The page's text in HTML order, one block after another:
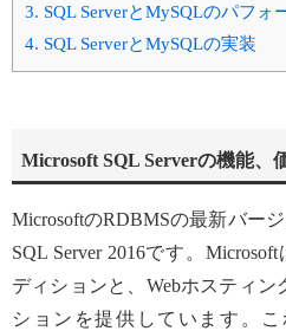
3. SQL ServerとMySQLのパフ
4. SQL ServerとMySQLの実装
Microsoft SQL Serverの機能、
MicrosoftのRDBMSの最新バー
SQL Server 2016です。
ディションと、Webホスティ
ションを提供しています。